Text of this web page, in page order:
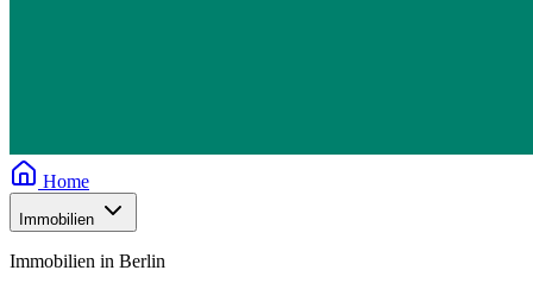
Home
Immobilien
Immobilien in Berlin